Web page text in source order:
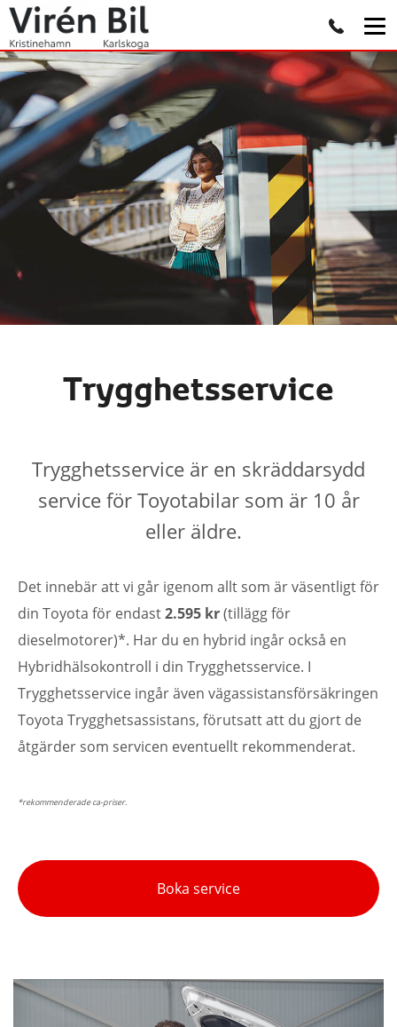
Trygghetsservice
Trygghetsservice är en skräddarsydd
service för Toyotabilar som är 10 år
eller äldre.
Det innebär att vi går igenom allt som är väsentligt för
din Toyota för endast2.595 kr(tillägg för
dieselmotorer)*. Har du en hybrid ingår också en
Hybridhälsokontroll i din Trygghetsservice. I
Trygghetsservice ingår även vägassistansförsäkringen
Toyota Trygghetsassistans, förutsatt att du gjort de
åtgärder som servicen eventuellt rekommenderat.
*rekommenderade ca-priser.
Boka service